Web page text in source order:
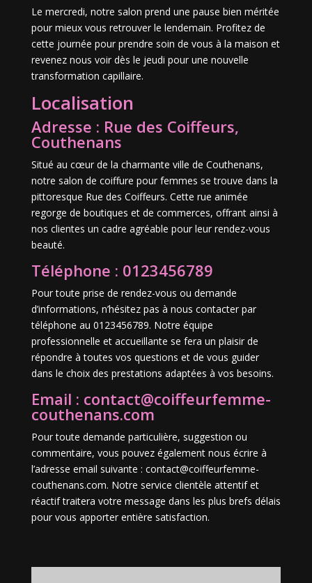
Le mercredi, notre salon prend une pause bien méritée
pour mieux vous retrouver le lendemain. Profitez de
cette journée pour prendre soin de vous à la maison et
revenez nous voir dès le jeudi pour une nouvelle
transformation capillaire.
Localisation
Adresse : Rue des Coiffeurs,
Couthenans
Situé au cœur de la charmante ville de Couthenans,
notre salon de coiffure pour femmes se trouve dans la
pittoresque Rue des Coiffeurs. Cette rue animée
regorge de boutiques et de commerces, offrant ainsi à
nos clientes un cadre agréable pour leur rendez-vous
beauté.
Téléphone : 0123456789
Pour toute prise de rendez-vous ou demande
d’informations, n’hésitez pas à nous contacter par
téléphone au 0123456789. Notre équipe
professionnelle et accueillante se fera un plaisir de
répondre à toutes vos questions et de vous guider
dans le choix des prestations adaptées à vos besoins.
Email : contact@coiffeurfemme-
couthenans.com
Pour toute demande particulière, suggestion ou
commentaire, vous pouvez également nous écrire à
l’adresse email suivante : contact@coiffeurfemme-
couthenans.com. Notre service clientèle attentif et
réactif traitera votre message dans les plus brefs délais
pour vous apporter entière satisfaction.